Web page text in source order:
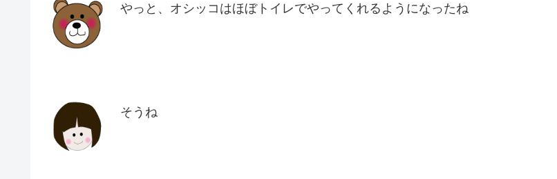
やっと、オシッコはほぼトイレでやってくれるようになったね
そうね